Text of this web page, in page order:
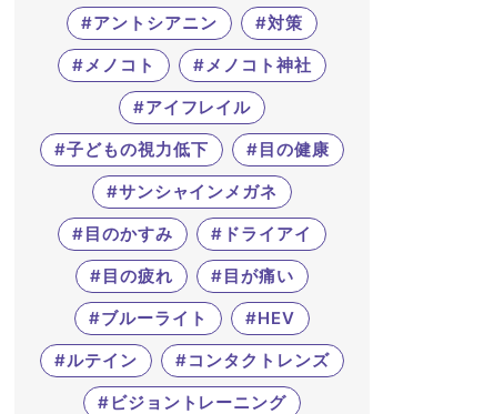
#アントシアニン
#対策
#メノコト
#メノコト神社
#アイフレイル
#子どもの視力低下
#目の健康
#サンシャインメガネ
#目のかすみ
#ドライアイ
#目の疲れ
#目が痛い
#ブルーライト
#HEV
#ルテイン
#コンタクトレンズ
#ビジョントレーニング